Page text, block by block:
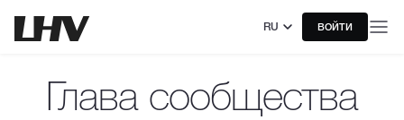
RU ВОЙТИ
Глава сообщества